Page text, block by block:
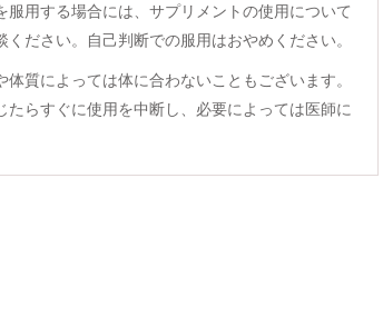
服用する場合には、サプリメントの使用について
ください。自己判断での服用はおやめください。
体質によっては体に合わないこともございます。
たらすぐに使用を中断し、必要によっては医師に